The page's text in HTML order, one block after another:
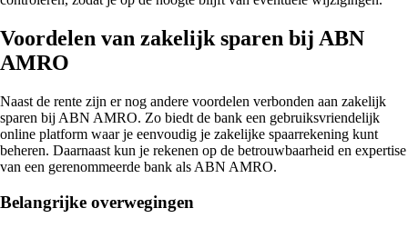
Voordelen van zakelijk sparen bij ABN
AMRO
Naast de rente zijn er nog andere voordelen verbonden aan zakelijk
sparen bij ABN AMRO. Zo biedt de bank een gebruiksvriendelijk
online platform waar je eenvoudig je zakelijke spaarrekening kunt
beheren. Daarnaast kun je rekenen op de betrouwbaarheid en expertise
van een gerenommeerde bank als ABN AMRO.
Belangrijke overwegingen